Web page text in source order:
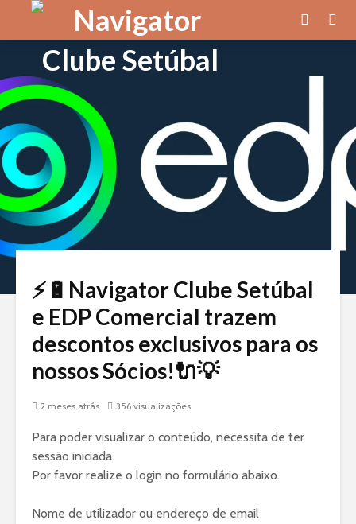
⚡🔋Navigator Clube Setúbal
e EDP Comercial trazem
descontos exclusivos para os
nossos Sócios!🔌💡
2 meses atrás 356 visualizações
Para poder visualizar o conteúdo, necessita de ter
sessão iniciada.
Por favor realize o login no formulário abaixo.
Nome de utilizador ou endereço de email